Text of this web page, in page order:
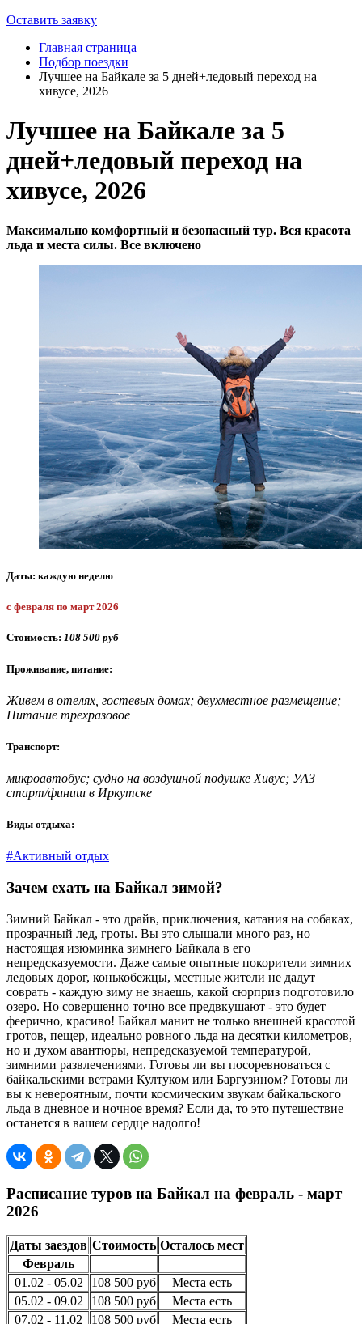
Оставить заявку
Главная страница
Подбор поездки
Лучшее на Байкале за 5 дней+ледовый переход на
хивусе, 2026
Лучшее на Байкале за 5
дней+ледовый переход на
хивусе, 2026
Максимально комфортный и безопасный тур. Вся красота
льда и места силы. Все включено
Даты: каждую неделю
с февраля по март 2026
Стоимость: 108 500 руб
Проживание, питание:
Живем в отелях, гостевых домах; двухместное размещение;
Питание трехразовое
Транспорт:
микроавтобус; судно на воздушной подушке Хивус; УАЗ
старт/финиш в Иркутске
Виды отдыха:
#Активный отдых
Зачем ехать на Байкал зимой?
Зимний Байкал - это драйв, приключения, катания на собаках,
прозрачный лед, гроты. Вы это слышали много раз, но
настоящая изюминка зимнего Байкала в его
непредсказуемости. Даже самые опытные покорители зимних
ледовых дорог, конькобежцы, местные жители не дадут
соврать - каждую зиму не знаешь, какой сюрприз подготовило
озеро. Но совершенно точно все предвкушают - это будет
феерично, красиво! Байкал манит не только внешней красотой
гротов, пещер, идеально ровного льда на десятки километров,
но и духом авантюры, непредсказуемой температурой,
зимними развлечениями. Готовы ли вы посоревноваться с
байкальскими ветрами Култуком или Баргузином? Готовы ли
вы к невероятным, почти космическим звукам байкальского
льда в дневное и ночное время? Если да, то это путешествие
останется в вашем сердце надолго!
Расписание туров на Байкал на февраль - март
2026
Даты заездов Стоимость Осталось мест
Февраль
01.02 - 05.02
108 500 руб
Места есть
05.02 - 09.02
108 500 руб
Места есть
07.02 - 11.02
108 500 руб Места есть